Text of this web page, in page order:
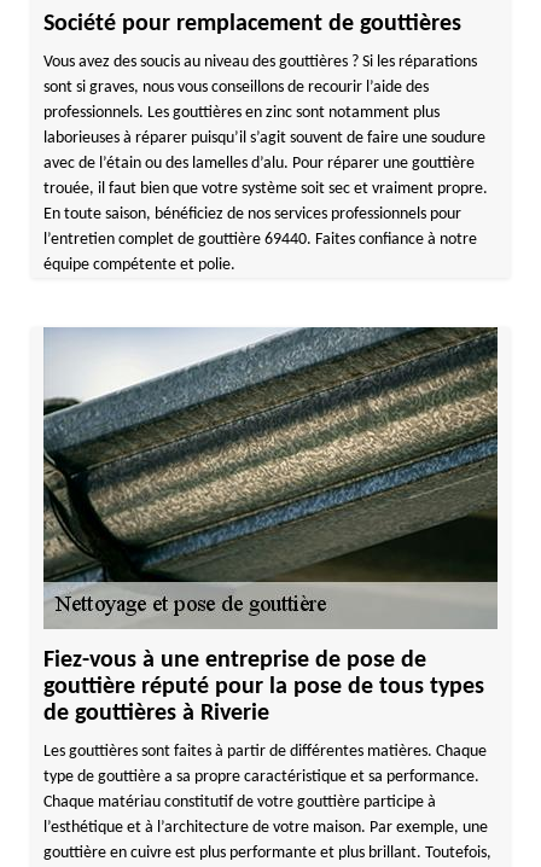
Société pour remplacement de gouttières
Vous avez des soucis au niveau des gouttières ? Si les réparations
sont si graves, nous vous conseillons de recourir l’aide des
professionnels. Les gouttières en zinc sont notamment plus
laborieuses à réparer puisqu’il s’agit souvent de faire une soudure
avec de l’étain ou des lamelles d’alu. Pour réparer une gouttière
trouée, il faut bien que votre système soit sec et vraiment propre.
En toute saison, bénéficiez de nos services professionnels pour
l’entretien complet de gouttière 69440. Faites confiance à notre
équipe compétente et polie.
Fiez-vous à une entreprise de pose de
gouttière réputé pour la pose de tous types
de gouttières à Riverie
Les gouttières sont faites à partir de différentes matières. Chaque
type de gouttière a sa propre caractéristique et sa performance.
Chaque matériau constitutif de votre gouttière participe à
l’esthétique et à l’architecture de votre maison. Par exemple, une
gouttière en cuivre est plus performante et plus brillant. Toutefois,